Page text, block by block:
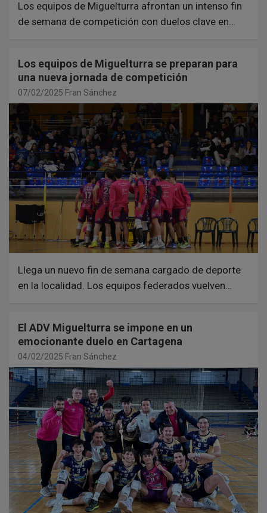
Los equipos de Miguelturra afrontan un intenso fin
de semana de competición con duelos clave en…
Los equipos de Miguelturra se preparan para
una nueva jornada de competición
07/02/2025 Fran Sánchez
Llega un nuevo fin de semana cargado de deporte
en la localidad. Los equipos federados vuelven…
El ADV Miguelturra se impone en un
emocionante duelo en Cartagena
04/02/2025 Fran Sánchez